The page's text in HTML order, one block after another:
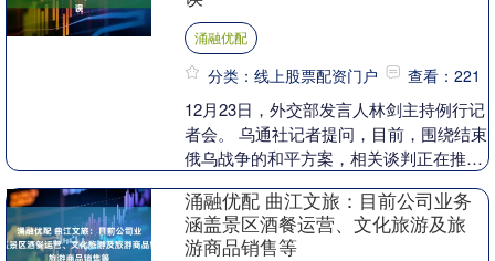
涌融优配
分类：线上股票配资门户 查看：221
12月23日，外交部发言人林剑主持例行记
者会。 乌通社记者提问，目前，围绕结束
俄乌战争的和平方案，相关谈判正在推进
色？第二个问....
涌融优配 曲江文旅：目前公司业务
涵盖景区酒餐运营、文化旅游及旅
游商品销售等